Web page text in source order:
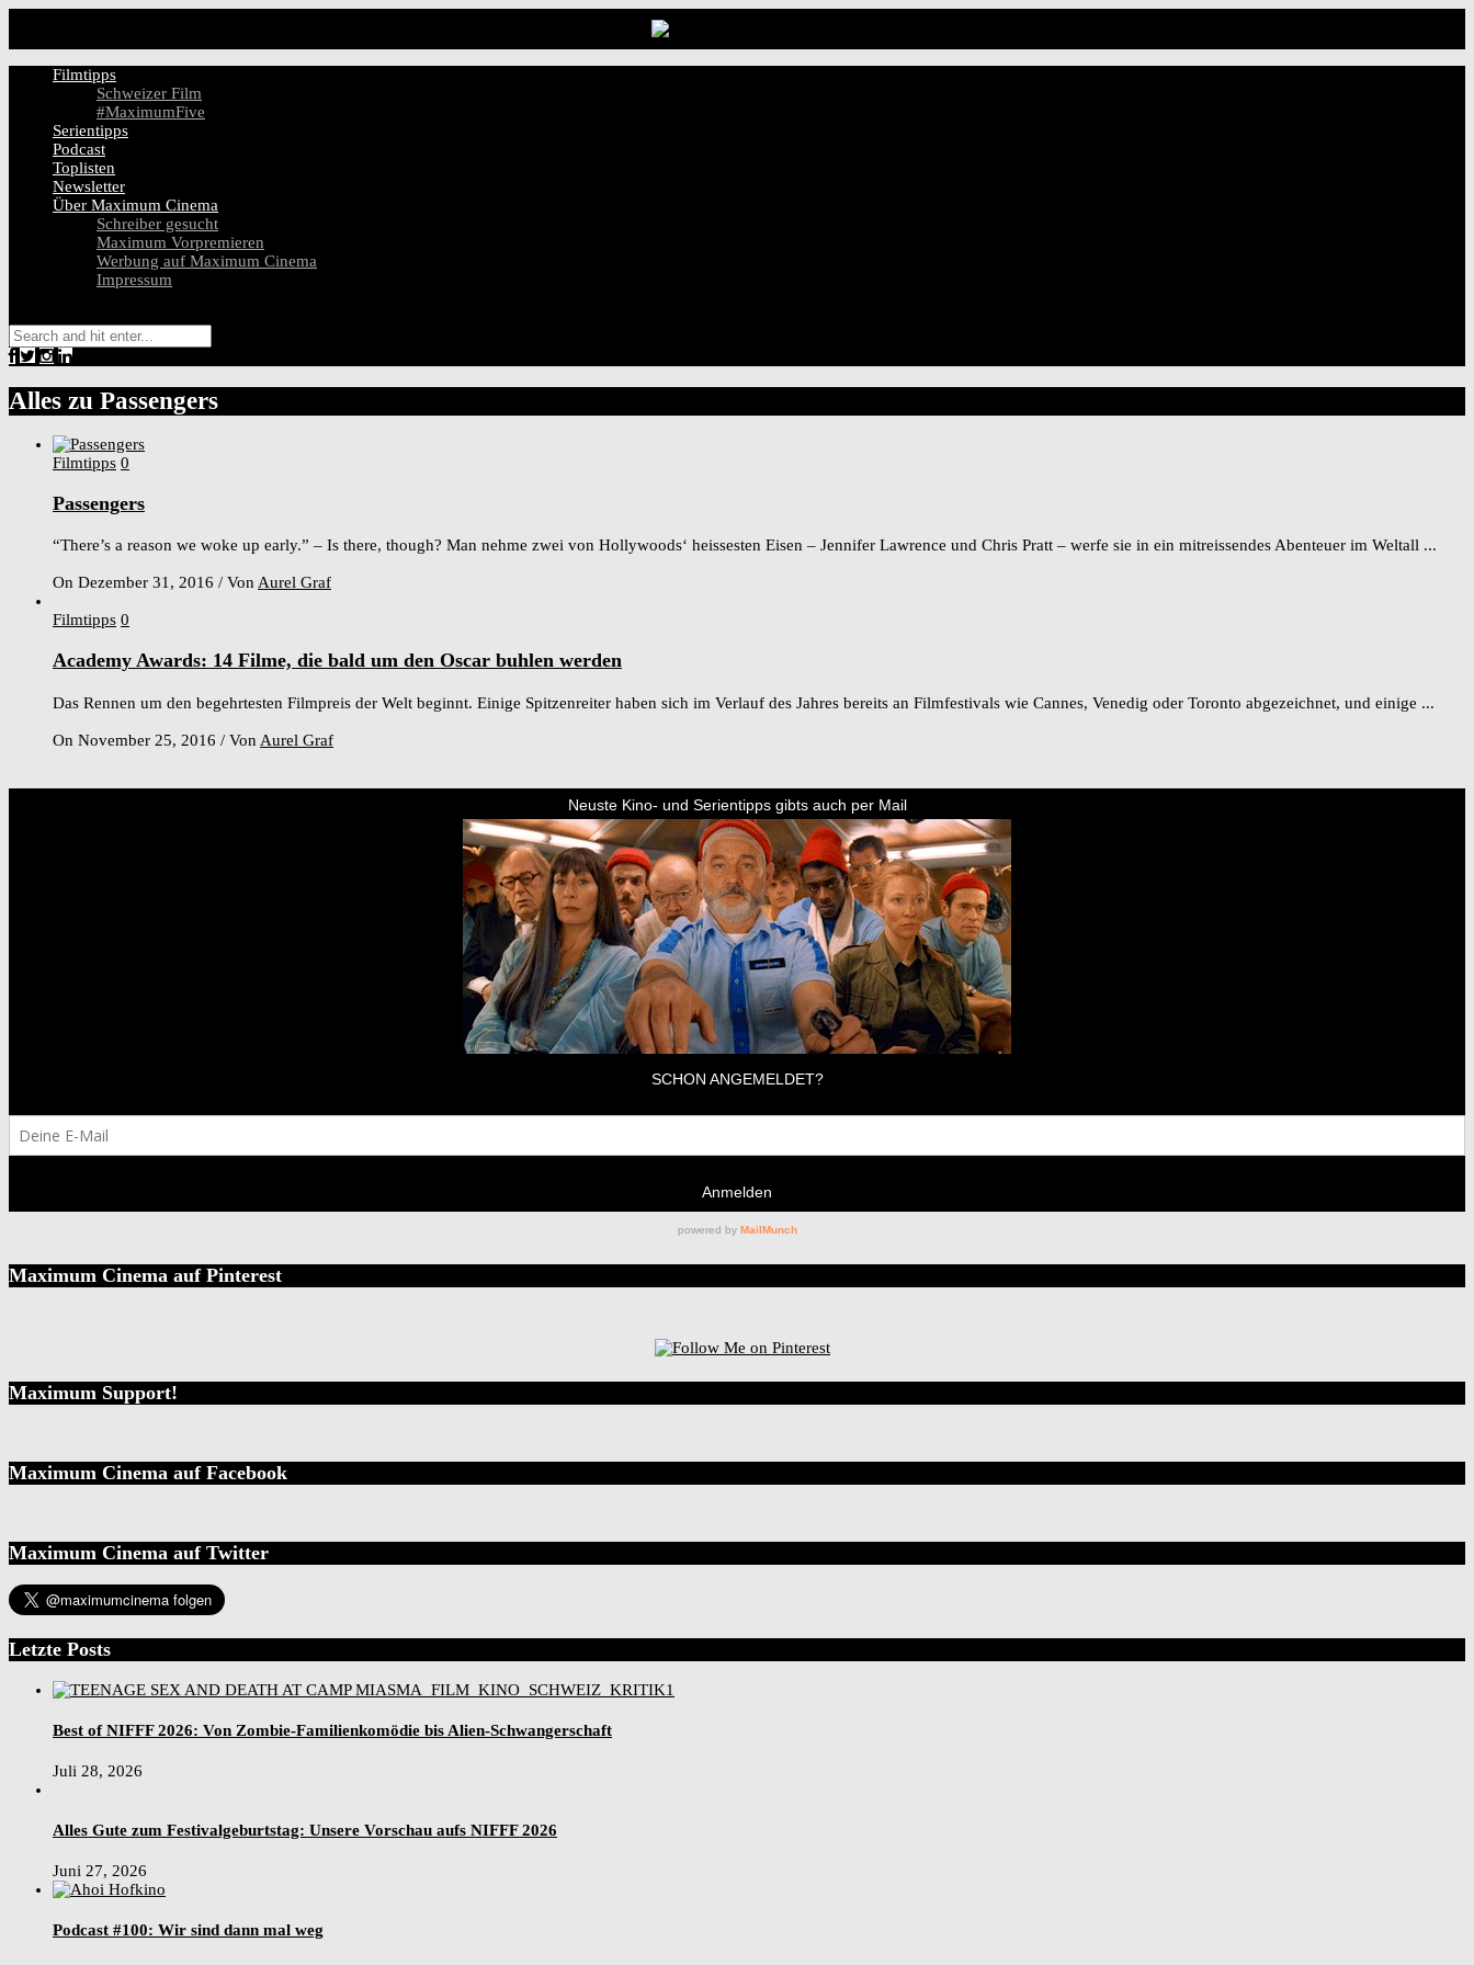
Filmtipps
Schweizer Film
#MaximumFive
Serientipps
Podcast
Toplisten
Newsletter
Über Maximum Cinema
Schreiber gesucht
Maximum Vorpremieren
Werbung auf Maximum Cinema
Impressum
Alles zu Passengers
Filmtipps 0
Passengers
“There’s a reason we woke up early.” – Is there, though? Man nehme zwei von Hollywoods‘ heissesten Eisen – Jennifer Lawrence und Chris Pratt – werfe sie in ein mitreissendes Abenteuer im Weltall ...
On Dezember 31, 2016 / Von Aurel Graf
Filmtipps 0
Academy Awards: 14 Filme, die bald um den Oscar buhlen werden
Das Rennen um den begehrtesten Filmpreis der Welt beginnt. Einige Spitzenreiter haben sich im Verlauf des Jahres bereits an Filmfestivals wie Cannes, Venedig oder Toronto abgezeichnet, und einige ...
On November 25, 2016 / Von Aurel Graf
Maximum Cinema auf Pinterest
Maximum Support!
Maximum Cinema auf Facebook
Maximum Cinema auf Twitter
Letzte Posts
Best of NIFFF 2026: Von Zombie-Familienkomödie bis Alien-Schwangerschaft
Juli 28, 2026
Alles Gute zum Festivalgeburtstag: Unsere Vorschau aufs NIFFF 2026
Juni 27, 2026
Podcast #100: Wir sind dann mal weg